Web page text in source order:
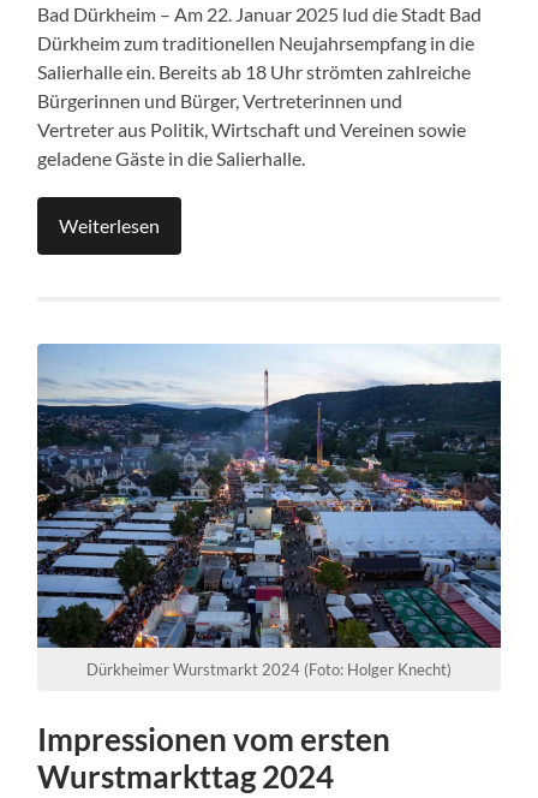
Bad Dürkheim – Am 22. Januar 2025 lud die Stadt Bad
Dürkheim zum traditionellen Neujahrsempfang in die
Salierhalle ein. Bereits ab 18 Uhr strömten zahlreiche
Bürgerinnen und Bürger, Vertreterinnen und
Vertreter aus Politik, Wirtschaft und Vereinen sowie
geladene Gäste in die Salierhalle.
Weiterlesen
Dürkheimer Wurstmarkt 2024 (Foto: Holger Knecht)
Impressionen vom ersten
Wurstmarkttag 2024